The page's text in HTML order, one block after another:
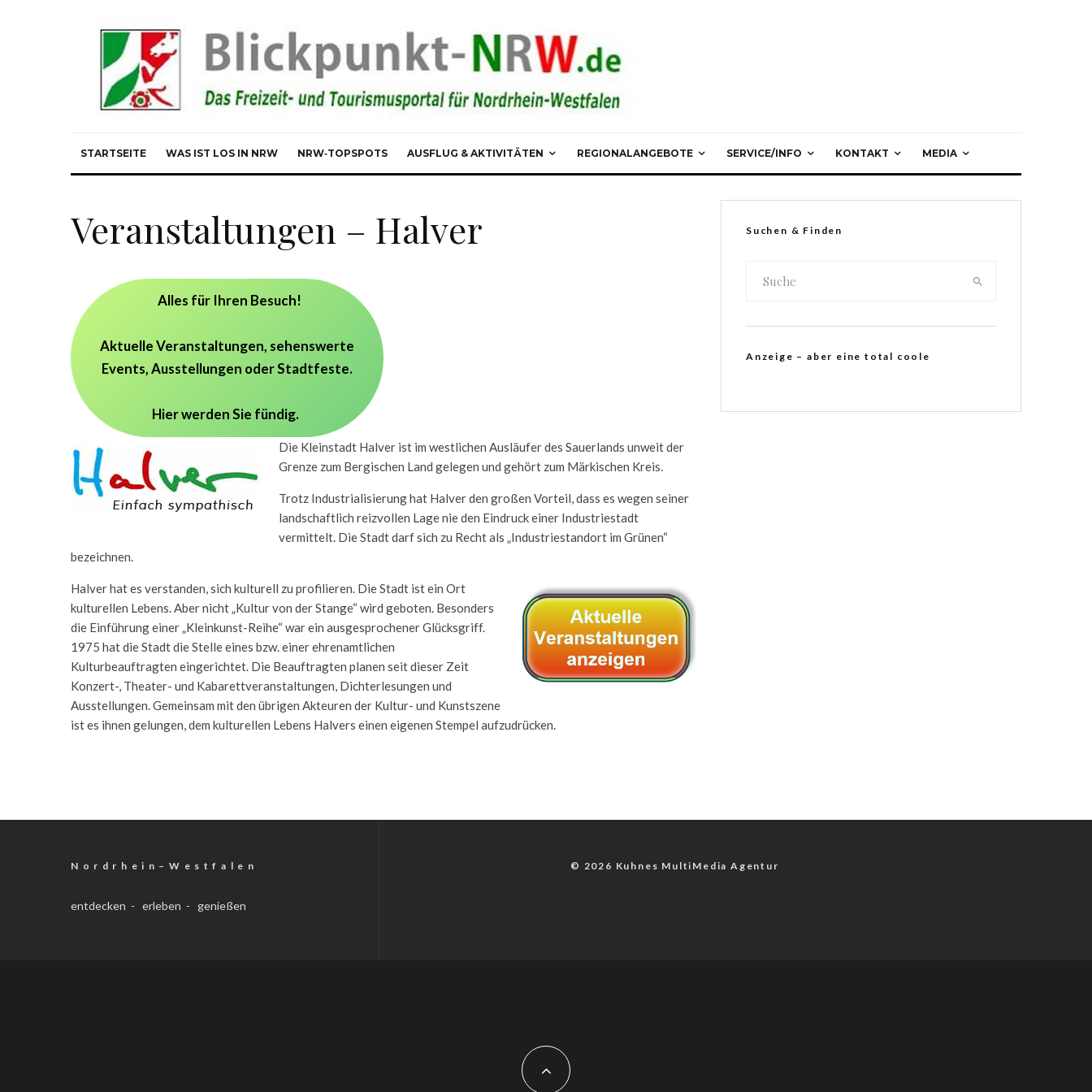
STARTSEITE WAS IST LOS IN NRW NRW‑TOPSPOTS AUSFLUG & AKTIVITÄTEN REGIONALANGEBOTE SERVICE/INFO KONTAKT MEDIA
Veranstaltungen – Halver
Alles für Ihren Besuch!
Aktuelle Veranstaltungen, sehenswerte
Events, Ausstellungen oder Stadtfeste.
Hier werden Sie fündig.
Die Kleinstadt Halver ist im westlichen Ausläufer des Sauerlands unweit der
Grenze zum Bergischen Land gelegen und gehört zum Märkischen Kreis.
Trotz Industrialisierung hat Halver den großen Vorteil, dass es wegen seiner
landschaftlich reizvollen Lage nie den Eindruck einer Industriestadt
vermittelt. Die Stadt darf sich zu Recht als „Industriestandort im Grünen“
bezeichnen.
Halver hat es verstanden, sich kulturell zu profilieren. Die Stadt ist ein Ort
kulturellen Lebens. Aber nicht „Kultur von der Stange“ wird geboten. Besonders
die Einführung einer „Kleinkunst-Reihe“ war ein ausgesprochener Glücksgriff.
1975 hat die Stadt die Stelle eines bzw. einer ehrenamtlichen
Kulturbeauftragten eingerichtet. Die Beauftragten planen seit dieser Zeit
Konzert-, Theater- und Kabarettveranstaltungen, Dichterlesungen und
Ausstellungen. Gemeinsam mit den übrigen Akteuren der Kultur- und Kunstszene
ist es ihnen gelungen, dem kulturellen Lebens Halvers einen eigenen Stempel aufzudrücken.
Suchen & Finden
Anzeige – aber eine total coole
N o r d r h e i n – W e s t f a l e n
entdecken - erleben - genießen
© 2026 Kuhnes MultiMedia Agentur